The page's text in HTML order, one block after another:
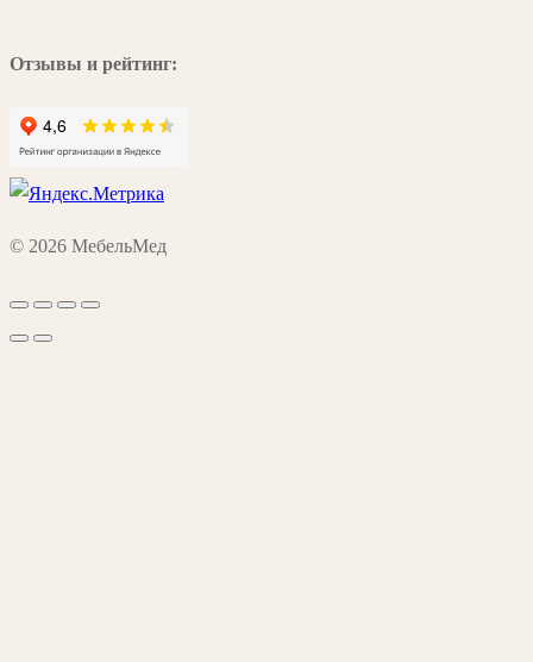
Отзывы и рейтинг:
© 2026 МебельМед